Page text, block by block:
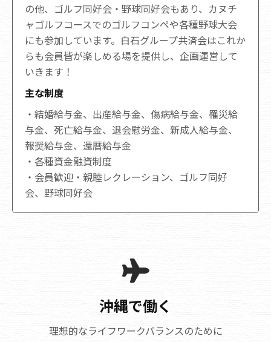
の他、ゴルフ同好会・野球同好会もあり、カヌチ
ャゴルフコースでのゴルフコンペや各種野球大会
にも参加しています。白石グループ共済会はこれか
らも会員皆が楽しめる場を提供し、企画運営して
いきます！
主な制度
・結婚給与金、出産給与金、傷病給与金、罹災給
与金、死亡給与金、退会慰労金、新成人給与金、
報奨給与金、還暦給与金
・各種資金融資制度
・会員歓迎・親睦レクレーション、ゴルフ同好
会、野球同好会
沖縄で働く
理想的なライフワークバランスのために